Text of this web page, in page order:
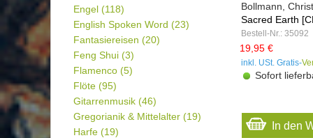
Engel (118)
English Spoken Word (23)
Fantasiereisen (20)
Feng Shui (3)
Flamenco (5)
Flöte (95)
Gitarrenmusik (46)
Gregorianik & Mittelalter (19)
Harfe (19)
Bollmann,
Sacred Earth
Bestell-Nr.: 35092
19,95 €
inkl. USt. Gratis-
Sofort
In den